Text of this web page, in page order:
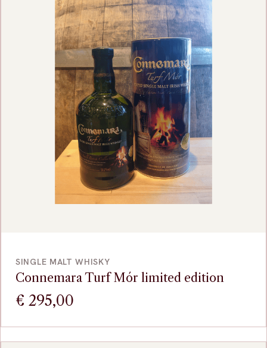
SINGLE MALT WHISKY
Connemara Turf Mór limited edition
€ 295,00